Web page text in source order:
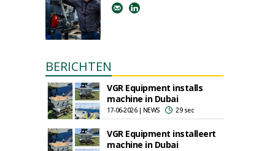
BERICHTEN
VGR Equipment installs
machine in Dubai
17-06-2026 | NEWS 29 sec
VGR Equipment installeert
machine in Dubai